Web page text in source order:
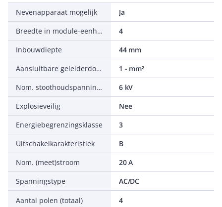
Nevenapparaat mogelijk
Ja
Breedte in module-eenheden
4
Inbouwdiepte
44 mm
Aansluitbare geleiderdoorsnede meerdraads
1 - mm²
Nom. stoothoudspanning (Uimp)
6 kV
Explosieveilig
Nee
Energiebegrenzingsklasse
3
Uitschakelkarakteristiek
B
Nom. (meet)stroom
20 A
Spanningstype
AC/DC
Aantal polen (totaal) 4